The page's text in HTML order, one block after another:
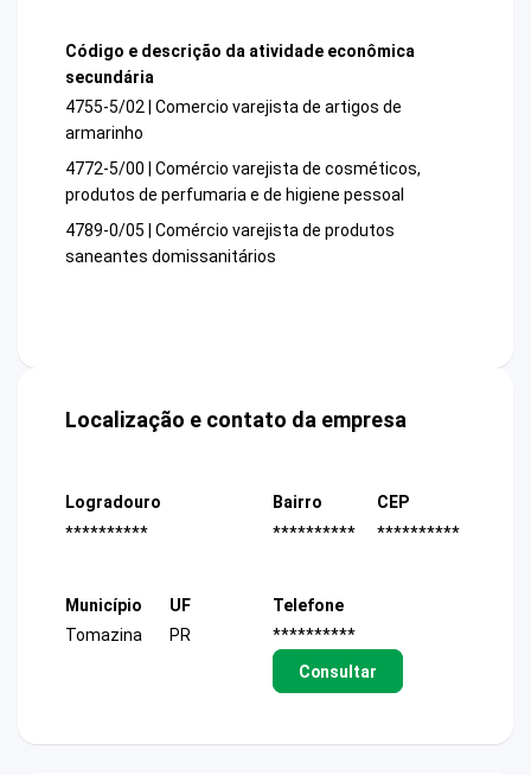
Código e descrição da atividade econômica
secundária
4755-5/02 | Comercio varejista de artigos de
armarinho
4772-5/00 | Comércio varejista de cosméticos,
produtos de perfumaria e de higiene pessoal
4789-0/05 | Comércio varejista de produtos
saneantes domissanitários
Localização e contato da empresa
Logradouro
**********
Bairro
**********
CEP
**********
Município
Tomazina
UF
PR
Telefone
**********
Consultar